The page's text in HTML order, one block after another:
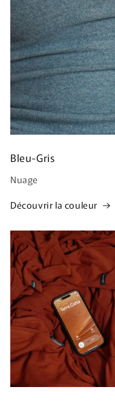
Bleu-Gris
Nuage
Découvrir la couleur